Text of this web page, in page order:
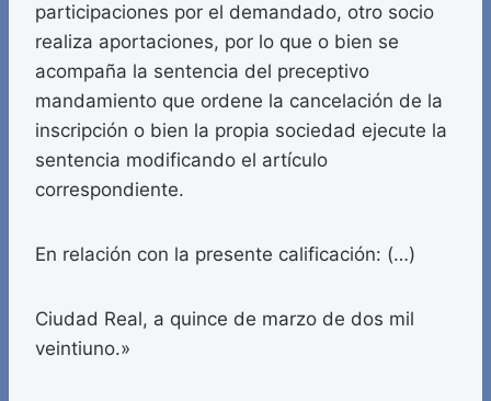
participaciones por el demandado, otro socio
realiza aportaciones, por lo que o bien se
acompaña la sentencia del preceptivo
mandamiento que ordene la cancelación de la
inscripción o bien la propia sociedad ejecute la
sentencia modificando el artículo
correspondiente.
En relación con la presente calificación: (…)
Ciudad Real, a quince de marzo de dos mil
veintiuno.»